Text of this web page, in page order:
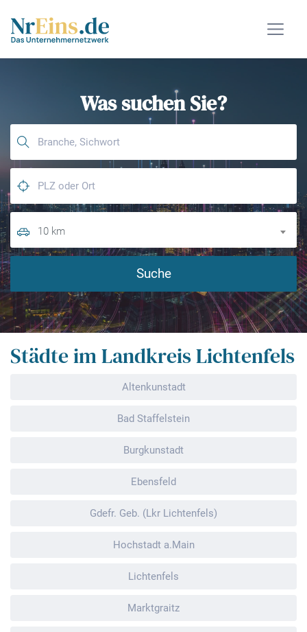
Was suchen Sie?
10 km
Suche
Städte im Landkreis Lichtenfels
Altenkunstadt
Bad Staffelstein
Burgkunstadt
Ebensfeld
Gdefr. Geb. (Lkr Lichtenfels)
Hochstadt a.Main
Lichtenfels
Marktgraitz